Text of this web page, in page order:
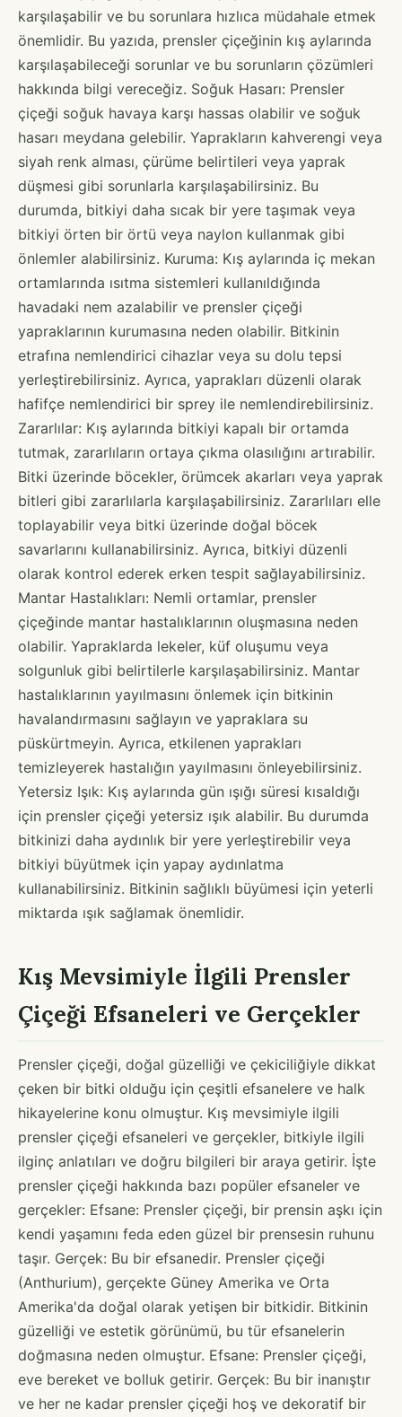
karşılaşabilir ve bu sorunlara hızlıca müdahale etmek
önemlidir. Bu yazıda, prensler çiçeğinin kış aylarında
karşılaşabileceği sorunlar ve bu sorunların çözümleri
hakkında bilgi vereceğiz. Soğuk Hasarı: Prensler
çiçeği soğuk havaya karşı hassas olabilir ve soğuk
hasarı meydana gelebilir. Yaprakların kahverengi veya
siyah renk alması, çürüme belirtileri veya yaprak
düşmesi gibi sorunlarla karşılaşabilirsiniz. Bu
durumda, bitkiyi daha sıcak bir yere taşımak veya
bitkiyi örten bir örtü veya naylon kullanmak gibi
önlemler alabilirsiniz. Kuruma: Kış aylarında iç mekan
ortamlarında ısıtma sistemleri kullanıldığında
havadaki nem azalabilir ve prensler çiçeği
yapraklarının kurumasına neden olabilir. Bitkinin
etrafına nemlendirici cihazlar veya su dolu tepsi
yerleştirebilirsiniz. Ayrıca, yaprakları düzenli olarak
hafifçe nemlendirici bir sprey ile nemlendirebilirsiniz.
Zararlılar: Kış aylarında bitkiyi kapalı bir ortamda
tutmak, zararlıların ortaya çıkma olasılığını artırabilir.
Bitki üzerinde böcekler, örümcek akarları veya yaprak
bitleri gibi zararlılarla karşılaşabilirsiniz. Zararlıları elle
toplayabilir veya bitki üzerinde doğal böcek
savarlarını kullanabilirsiniz. Ayrıca, bitkiyi düzenli
olarak kontrol ederek erken tespit sağlayabilirsiniz.
Mantar Hastalıkları: Nemli ortamlar, prensler
çiçeğinde mantar hastalıklarının oluşmasına neden
olabilir. Yapraklarda lekeler, küf oluşumu veya
solgunluk gibi belirtilerle karşılaşabilirsiniz. Mantar
hastalıklarının yayılmasını önlemek için bitkinin
havalandırmasını sağlayın ve yapraklara su
püskürtmeyin. Ayrıca, etkilenen yaprakları
temizleyerek hastalığın yayılmasını önleyebilirsiniz.
Yetersiz Işık: Kış aylarında gün ışığı süresi kısaldığı
için prensler çiçeği yetersiz ışık alabilir. Bu durumda
bitkinizi daha aydınlık bir yere yerleştirebilir veya
bitkiyi büyütmek için yapay aydınlatma
kullanabilirsiniz. Bitkinin sağlıklı büyümesi için yeterli
miktarda ışık sağlamak önemlidir.
Kış Mevsimiyle İlgili Prensler
Çiçeği Efsaneleri ve Gerçekler
Prensler çiçeği, doğal güzelliği ve çekiciliğiyle dikkat
çeken bir bitki olduğu için çeşitli efsanelere ve halk
hikayelerine konu olmuştur. Kış mevsimiyle ilgili
prensler çiçeği efsaneleri ve gerçekler, bitkiyle ilgili
ilginç anlatıları ve doğru bilgileri bir araya getirir. İşte
prensler çiçeği hakkında bazı popüler efsaneler ve
gerçekler: Efsane: Prensler çiçeği, bir prensin aşkı için
kendi yaşamını feda eden güzel bir prensesin ruhunu
taşır. Gerçek: Bu bir efsanedir. Prensler çiçeği
(Anthurium), gerçekte Güney Amerika ve Orta
Amerika'da doğal olarak yetişen bir bitkidir. Bitkinin
güzelliği ve estetik görünümü, bu tür efsanelerin
doğmasına neden olmuştur. Efsane: Prensler çiçeği,
eve bereket ve bolluk getirir. Gerçek: Bu bir inanıştır
ve her ne kadar prensler çiçeği hoş ve dekoratif bir